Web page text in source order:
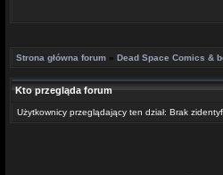
Strona główna forum » Dead Space Comics &
Kto przegląda forum
Użytkownicy przeglądający ten dział: Brak